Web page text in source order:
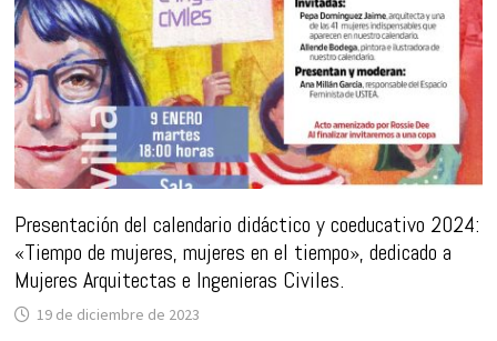
Presentación del calendario didáctico y coeducativo 2024:
«Tiempo de mujeres, mujeres en el tiempo», dedicado a
Mujeres Arquitectas e Ingenieras Civiles.
19 de diciembre de 2023